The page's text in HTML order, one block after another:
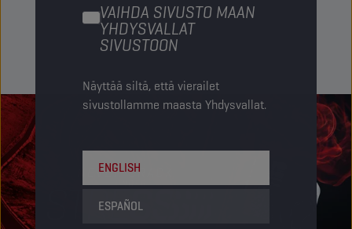
VAIHDA SIVUSTO MAAN
YHDYSVALLAT
SIVUSTOON
Näyttää siltä, että vierailet
sivustollamme maasta Yhdysvallat.
ENGLISH
ESPAÑOL